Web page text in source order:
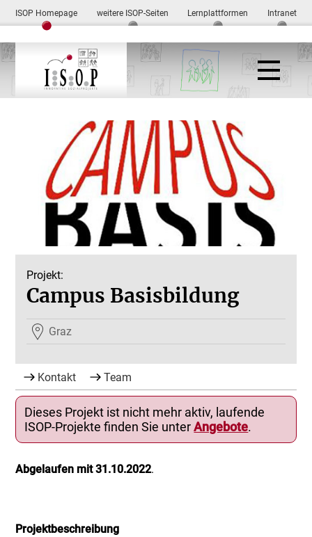
ISOP Homepage weitere ISOP-Seiten Lernplattformen Intranet
Projekt:
Campus Basisbildung
Graz
Kontakt Team
Dieses Projekt ist nicht mehr aktiv, laufende
ISOP-Projekte finden Sie unterAngebote.
Abgelaufen mit 31.10.2022.
Projektbeschreibung